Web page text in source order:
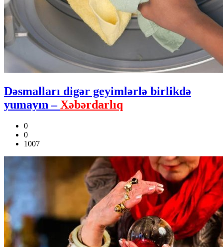
Dəsmalları digər geyimlərlə birlikdə
yumayın –Xəbərdarlıq
0
0
1007